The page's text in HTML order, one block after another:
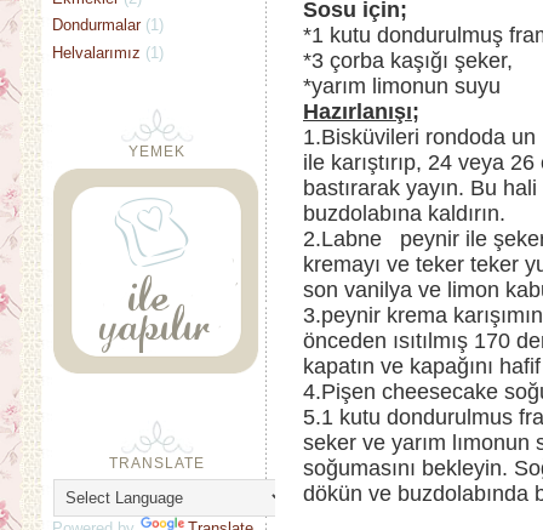
Sosu için;
*1 kutu dondurulmuş
*3 çorba kaşığı şeker,
*yarım limonun suyu
Hazırlanışı;
1.Bisküvileri rondoda
ile karıştırıp, 24 veya
bastırarak yayın. Bu
buzdolabına kaldırın.
2.Labne peynir ile
kremayı ve teker teker
son vanilya ve limon
3.peynir krema
önceden ısıtılmış 170
kapatın ve kapağını
4.Pişen cheesecake
5.1 kutu dondurulmus
seker ve yarım
soğumasını bekleyin.
dökün ve buzdolabında
Dondurmalar (1)
Helvalarımız (1)
YEMEK
TRANSLATE